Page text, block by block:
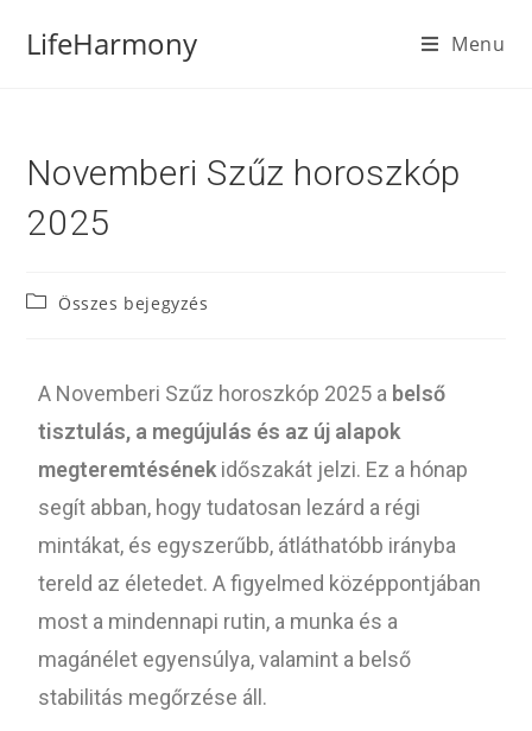
LifeHarmony Menu
Novemberi Szűz horoszkóp
2025
Összes bejegyzés
A Novemberi Szűz horoszkóp 2025 a belső
tisztulás, a megújulás és az új alapok
megteremtésének időszakát jelzi. Ez a hónap
segít abban, hogy tudatosan lezárd a régi
mintákat, és egyszerűbb, átláthatóbb irányba
tereld az életedet. A figyelmed középpontjában
most a mindennapi rutin, a munka és a
magánélet egyensúlya, valamint a belső
stabilitás megőrzése áll.